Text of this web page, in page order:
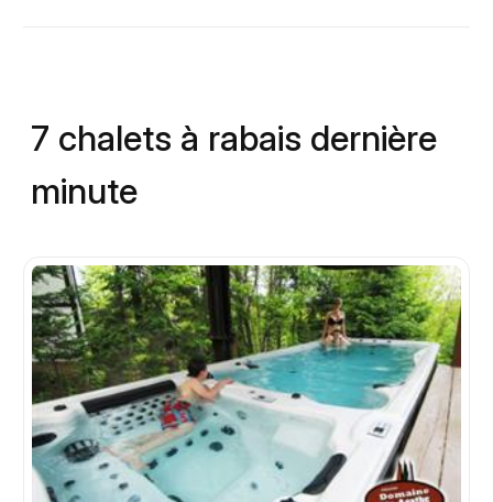
7 chalets à rabais dernière
minute